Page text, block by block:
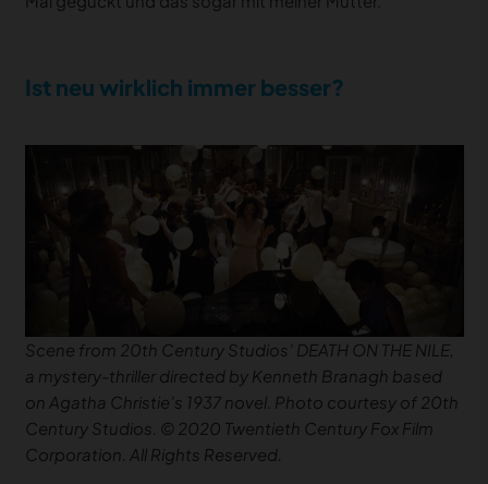
Ist neu wirklich immer besser?
Scene from 20th Century Studios’ DEATH ON THE NILE,
a mystery-thriller directed by Kenneth Branagh based
on Agatha Christie’s 1937 novel. Photo courtesy of 20th
Century Studios. © 2020 Twentieth Century Fox Film
Corporation. All Rights Reserved.